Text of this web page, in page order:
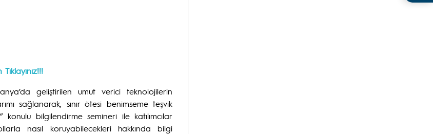
geliştirilen umut verici teknolojilerin
sağlanarak, sınır ötesi benimseme teşvik
konulu bilgilendirme semineri ile katılımcılar
nasıl koruyabilecekleri hakkında bilgi